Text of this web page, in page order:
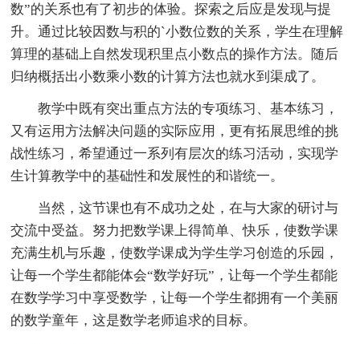
数”的关系也有了初步的体验。探索之后应是发现与提
升。通过比较因数与积的`小数位数的关系，学生在理解
算理的基础上自然发现积里点小数点的操作方法。随后
归纳概括出小数乘小数的计算方法也就水到渠成了。
教学中既有突出重点方法的专项练习、基本练习，
又有运用方法解决问题的实际应用，更有拓展思维的挑
战性练习，希望通过一系列有层次的练习活动，实现学
生计算教学中的基础性和发展性的和谐统一。
当然，这节课也有不成功之处，在与大家的研讨与
交流中受益。努力把数学课上得简单、快乐，使数学课
充满生机与乐趣，使数学课成为学生学习创造的乐园，
让每一个学生都能体会“数学好玩”，让每一个学生都能
在数学学习中享受数学，让每一个学生都拥有一个美丽
的数学童年，这是数学老师追求的目标。